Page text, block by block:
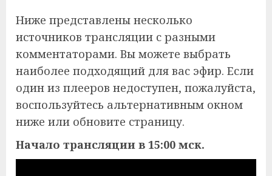
Ниже представлены несколько
источников трансляции с разными
комментаторами. Вы можете выбрать
наиболее подходящий для вас эфир. Если
один из плееров недоступен, пожалуйста,
воспользуйтесь альтернативным окном
ниже или обновите страницу.
Начало трансляции в 15:00 мск.